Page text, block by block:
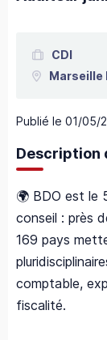
CDI
Marseille
Publié le 01/05/
Description
🌍 BDO est le
conseil : près
169 pays
comptable,
fiscalité.